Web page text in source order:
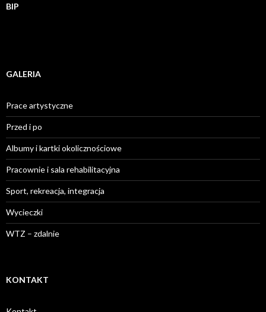
BIP
GALERIA
Prace artystyczne
Przed i po
Albumy i kartki okolicznościowe
Pracownie i sala rehabilitacyjna
Sport, rekreacja, integracja
Wycieczki
WTZ – zdalnie
KONTAKT